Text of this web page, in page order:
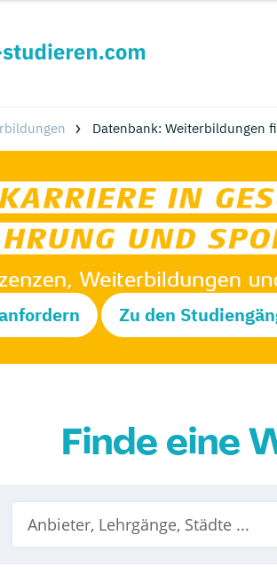
Datenbank: Weiterbildungen
Zu den
Finde eine